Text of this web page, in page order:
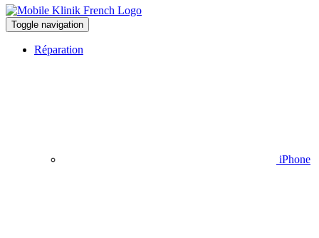
Toggle navigation
Réparation
iPhone